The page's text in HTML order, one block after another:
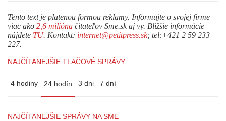
Tento text je platenou formou reklamy. Informujte o svojej firme
viac ako 2,6 milióna čitateľov Sme.sk aj vy. Bližšie informácie
nájdete TU. Kontakt: internet@petitpress.sk; tel:+421 2 59 233
227.
NAJČÍTANEJŠIE TLAČOVÉ SPRÁVY
4 hodiny 24 hodín 3 dni 7 dní
NAJČÍTANEJŠIE SPRÁVY NA SME